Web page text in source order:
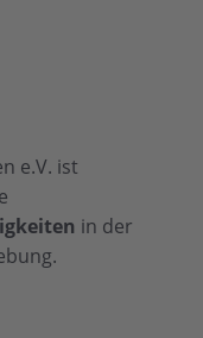
e.V. ist
in der